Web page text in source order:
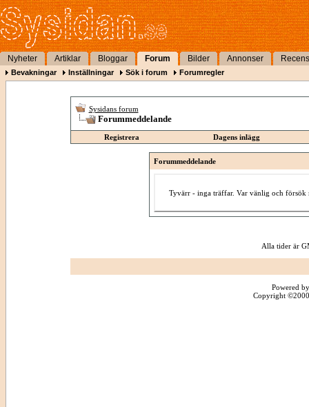
Nyheter Artiklar Bloggar Forum Bilder Annonser
Bevakningar Inställningar Sök i forum Forumregler
Sysidans forum
Forummeddelande
Registrera Dagens inlägg
Forummeddelande
Tyvärr - inga träffar. Var vänlig och försök
Alla tider är
Powered
Copyright